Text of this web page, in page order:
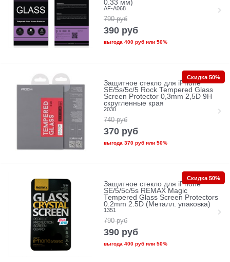
0.33 мм)
AF-A068
790 руб
390 руб
выгода 400 рубили 50%
Защитное стекло для iPhone
SE/5s/5с/5 Rock Tempered Glass
Screen Protector 0,3mm 2,5D 9H
скругленные края
2030
740 руб
370 руб
выгода 370 рубили 50%
Скидка 50%
Защитное стекло для iPhone
SE/5/5c/5s REMAX Magic
Tempered Glass Screen Protectors
0.2mm 2.5D (Металл. упаковка)
1351
790 руб
390 руб
выгода 400 рубили 50%
Скидка 50%